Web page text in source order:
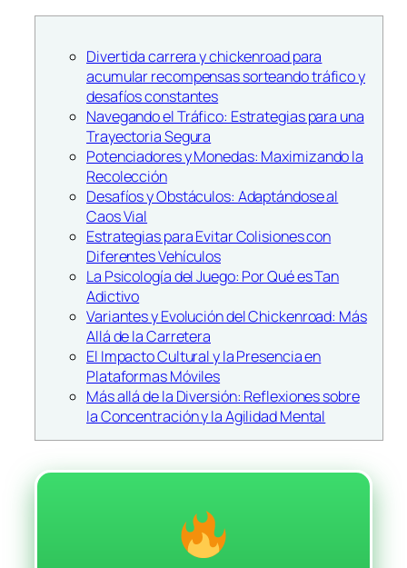
Divertida carrera y chickenroad para
acumular recompensas sorteando tráfico y
desafíos constantes
Navegando el Tráfico: Estrategias para una
Trayectoria Segura
Potenciadores y Monedas: Maximizando la
Recolección
Desafíos y Obstáculos: Adaptándose al
Caos Vial
Estrategias para Evitar Colisiones con
Diferentes Vehículos
La Psicología del Juego: Por Qué es Tan
Adictivo
Variantes y Evolución del Chickenroad: Más
Allá de la Carretera
El Impacto Cultural y la Presencia en
Plataformas Móviles
Más allá de la Diversión: Reflexiones sobre
la Concentración y la Agilidad Mental